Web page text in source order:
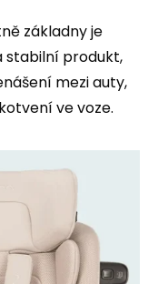
základny je
stabilní produkt,
mezi auty,
ve voze.